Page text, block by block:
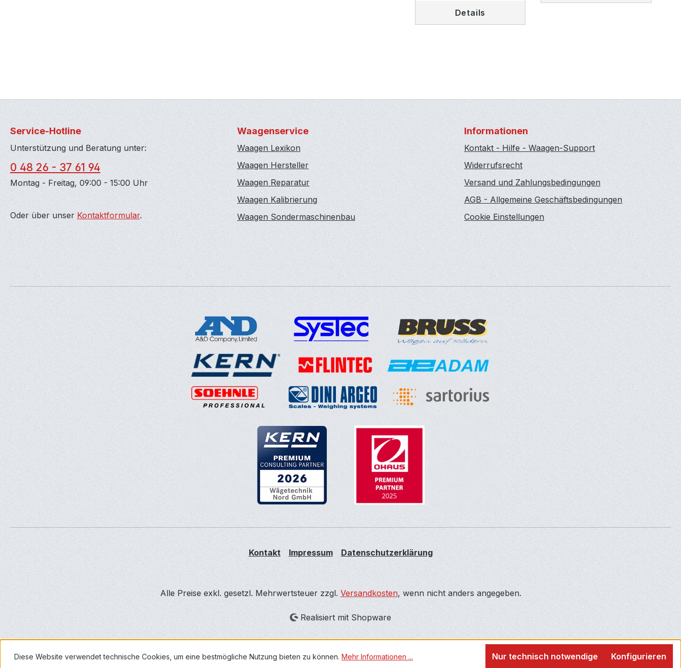
Details
Service-Hotline
Unterstützung und Beratung unter:
0 48 26 - 37 61 94
Montag - Freitag, 09:00 - 15:00 Uhr
Oder über unser Kontaktformular.
Waagenservice
Waagen Lexikon
Waagen Hersteller
Waagen Reparatur
Waagen Kalibrierung
Waagen Sondermaschinenbau
Informationen
Kontakt - Hilfe - Waagen-Support
Widerrufsrecht
Versand und Zahlungsbedingungen
AGB - Allgemeine Geschäftsbedingungen
Cookie Einstellungen
Kontakt Impressum Datenschutzerklärung
Alle Preise exkl. gesetzl. Mehrwertsteuer zzgl. Versandkosten, wenn nicht anders angegeben.
Realisiert mit Shopware
Diese Website verwendet technische Cookies, um eine bestmögliche Nutzung bieten zu können. Mehr Informationen ... Nur technisch notwendige Konfigurieren